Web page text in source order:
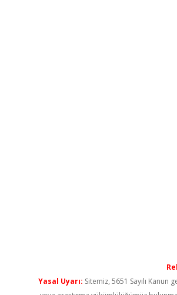
Yasal Uyarı: Sitemiz, 5651 Sayılı